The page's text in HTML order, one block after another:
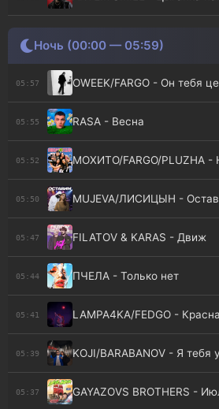
Ночь (00:00 — 05:59)
05:57 OWEEK/FARGO - Он тебя
05:55 RASA - Весна
05:52 МОХИТО/FARGO/PLUZHA -
05:50 MUJEVA/ЛИСИЦЫН -
05:47 FILATOV & KARAS - Движ
05:44 ПЧЕЛА - Только нет
05:41 LAMPA4KA/FEDGO -
05:39 KOJI/BARABANOV - Я тебя
05:37 GAYAZOVS BROTHERS -